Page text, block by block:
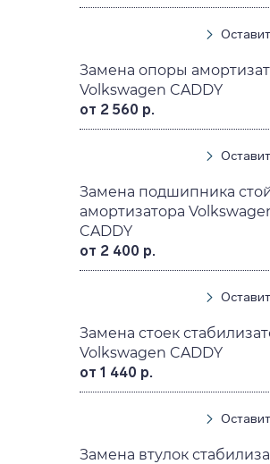
Замена опоры
Volkswagen CADDY
от 2 560 р.
Замена подшипника
амортизатора
CADDY
от 2 400 р.
Замена стоек
Volkswagen CADDY
от 1 440 р.
Замена втулок